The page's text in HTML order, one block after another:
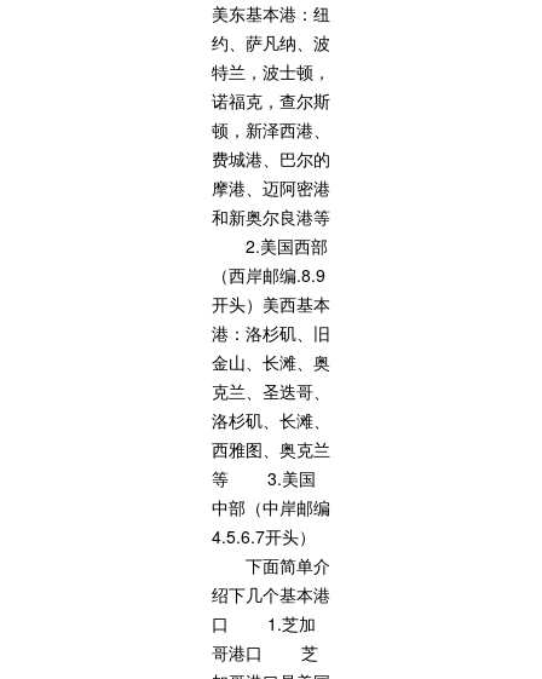
美东基本港：纽
约、萨凡纳、波
特兰，波士顿，
诺福克，查尔斯
顿，新泽西港、
费城港、巴尔的
摩港、迈阿密港
和新奥尔良港等
2.美国西部
（西岸邮编.8.9
开头）美西基本
港：洛杉矶、旧
金山、长滩、奥
克兰、圣迭哥、
洛杉矶、长滩、
西雅图、奥克兰
等 3.美国
中部（中岸邮编
4.5.6.7开头）
下面简单介
绍下几个基本港
口 1.芝加
哥港口 芝